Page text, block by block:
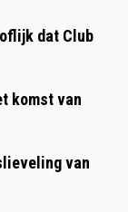
dat Club
komst van
van